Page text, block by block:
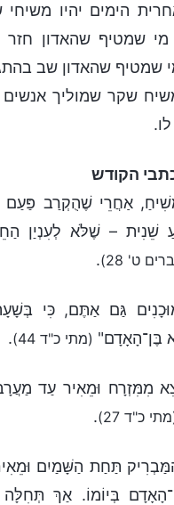
הימים יהיו
שמטיף שהאדון
שמטיף שהאדון שב
שקר שמוליך אנשים
הקודש
אַחֲרֵי שֶׁהֻקְרַב
שֵׁנִית – שֶׁלֹּא לְעִנְיַן
ט' 28) .
גַּם אַתֶּם, כִּי
בֶּן־הָאָדָם" (מתי כ"ד 44) .
מִמִּזְרָח וּמֵאִיר עַד
כ"ד 27) .
תַּחַת הַשָּׁמַיִם
בְּיוֹמוֹ. אַךְ